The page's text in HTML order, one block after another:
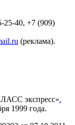
25-40, +7 (909)
(реклама).
экспресс».
1999 года.